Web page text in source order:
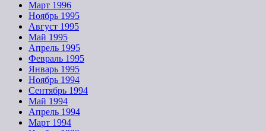
Март 1996
Ноябрь 1995
Август 1995
Май 1995
Апрель 1995
Февраль 1995
Январь 1995
Ноябрь 1994
Сентябрь 1994
Май 1994
Апрель 1994
Март 1994